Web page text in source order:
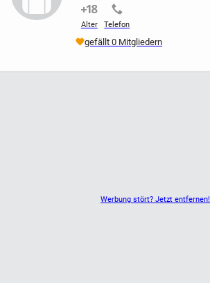
Werbung stört? Jetzt entfernen!
Alter
nicht verifiziert
Telefon
nicht verifiziert
gefällt 0 Mitgliedern